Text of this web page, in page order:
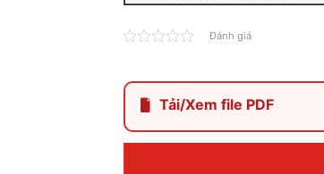
Đánh giá
Tải/Xem file PDF